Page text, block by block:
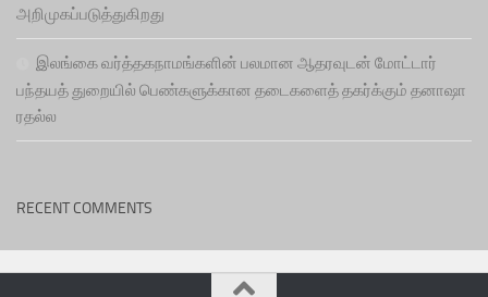
அறிமுகப்படுத்துகிறது
இலங்கை வர்த்தகநாமங்களின் பலமான ஆதரவுடன் மோட்டார்
பந்தயத் துறையில் பெண்களுக்கான தடைகளைத் தகர்க்கும் தனாஷா
ரதல்ல
RECENT COMMENTS